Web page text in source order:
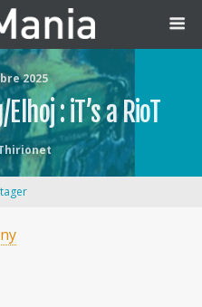
2025
: iT’s a RioT